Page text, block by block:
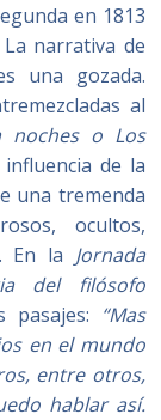
en 1813
narrativa de
una gozada.
al
noches o Los
de la
una tremenda
ocultos,
En la Jornada
del filósofo
“Mas
en el mundo
entre otros,
hablar así.